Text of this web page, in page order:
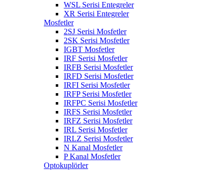
WSL Serisi Entegreler
XR Serisi Entegreler
Mosfetler
2SJ Serisi Mosfetler
2SK Serisi Mosfetler
IGBT Mosfetler
IRF Serisi Mosfetler
IRFB Serisi Mosfetler
IRFD Serisi Mosfetler
IRFI Serisi Mosfetler
IRFP Serisi Mosfetler
IRFPC Serisi Mosfetler
IRFS Serisi Mosfetler
IRFZ Serisi Mosfetler
IRL Serisi Mosfetler
IRLZ Serisi Mosfetler
N Kanal Mosfetler
P Kanal Mosfetler
Optokuplörler